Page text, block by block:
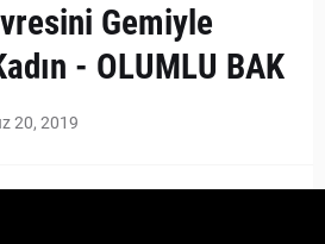
Gemiyle
- OLUMLU BAK
20, 2019